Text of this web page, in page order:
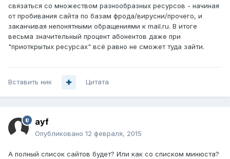
связаться со множеством разнообразных ресурсов - начиная
от пробивания сайта по базам фрода/вирусни/прочего, и
заканчивая непонятными обращениями к mail.ru. В итоге
весьма значительный процент абонентов даже при
"приоткрытых ресурсах" всё равно не сможет туда зайти.
Вставить ник Цитата
ayf
Опубликовано 12 февраля, 2015
А полный список сайтов будет? Или как со списком минюста?